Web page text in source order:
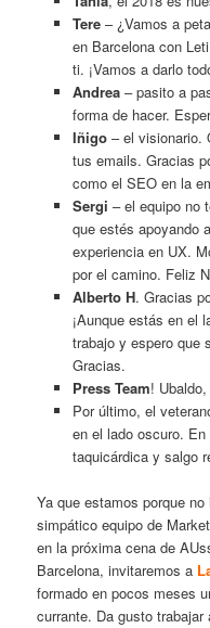
Tere– ¿Vamos a
en Barcelona con
ti. ¡Vamos a darlo
Andrea– pasito a
forma de hacer.
Iñigo– el visionario.
tus emails. Gracias
como el SEO en la
Sergi – el equipo no
que estés apoyando
experiencia en UX.
por el camino. Feliz
Alberto H. Gracias
¡Aunque estás en el
trabajo y espero que
Gracias.
Press Team!
Por último, el
en el lado oscuro.
taquicárdica y salgo
Ya que estamos porque
simpático equipo de
en la próxima cena de
Barcelona, invitaremos a
formado en pocos meses
currante. Da gusto